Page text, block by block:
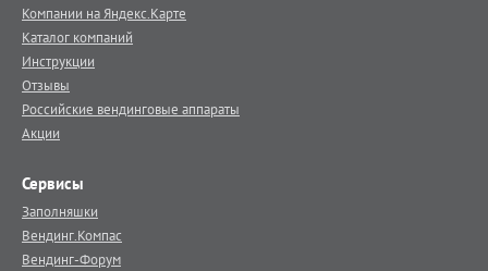
Компании на Яндекс.Карте
Каталог компаний
Инструкции
Отзывы
Российские вендинговые аппараты
Акции
Сервисы
Заполняшки
Вендинг.Компас
Вендинг-Форум